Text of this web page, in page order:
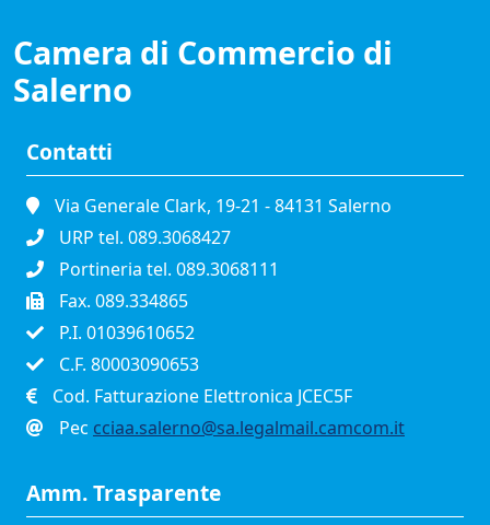
Camera di Commercio di
Salerno
Contatti
Via Generale Clark, 19-21 - 84131 Salerno
URP tel. 089.3068427
Portineria tel. 089.3068111
Fax. 089.334865
P.I. 01039610652
C.F. 80003090653
Cod. Fatturazione Elettronica JCEC5F
Pec cciaa.salerno@sa.legalmail.camcom.it
Amm. Trasparente